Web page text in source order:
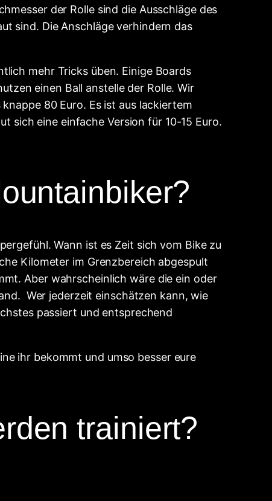
der Rolle sind die Ausschläge des
sind. Die Anschläge verhindern das
mehr Tricks üben. Einige Boards
einen Ball anstelle der Rolle. Wir
80 Euro. Es ist aus lackiertem
sich eine einfache Version für 10-15 Euro.
Wann ist es Zeit sich vom Bike zu
Kilometer im Grenzbereich abgespult
Aber wahrscheinlich wäre die ein oder
Wer jederzeit einschätzen kann, wie
passiert und entsprechend
ihr bekommt und umso besser eure
trainiert?